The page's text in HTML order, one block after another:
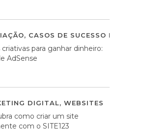
, CASOS DE SUCESSO DE
criativas para ganhar dinheiro:
AdSense
DIGITAL, WEBSITES
como criar um site
com o SITE123